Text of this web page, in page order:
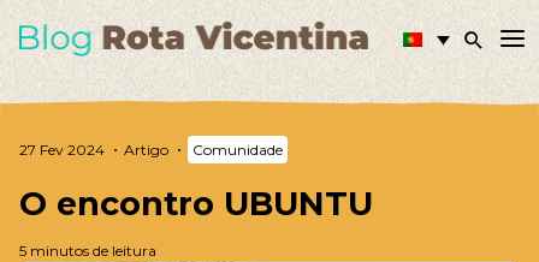
27 Fev 2024 Artigo Comunidade
O encontro UBUNTU
5 minutos de leitura